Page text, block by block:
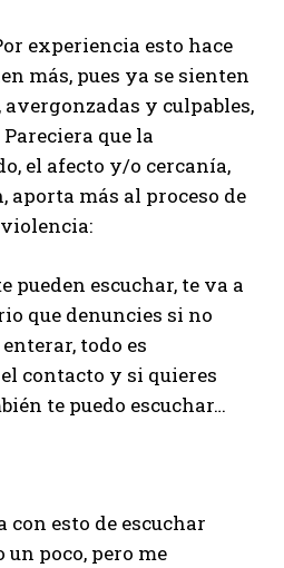
experiencia esto hace
más, pues ya se sienten
y culpables,
que la
el afecto y/o cercanía,
aporta más al proceso de
pueden escuchar, te va a
que denuncies si no
todo es
contacto y si quieres
te puedo escuchar…
con esto de escuchar
un poco, pero me